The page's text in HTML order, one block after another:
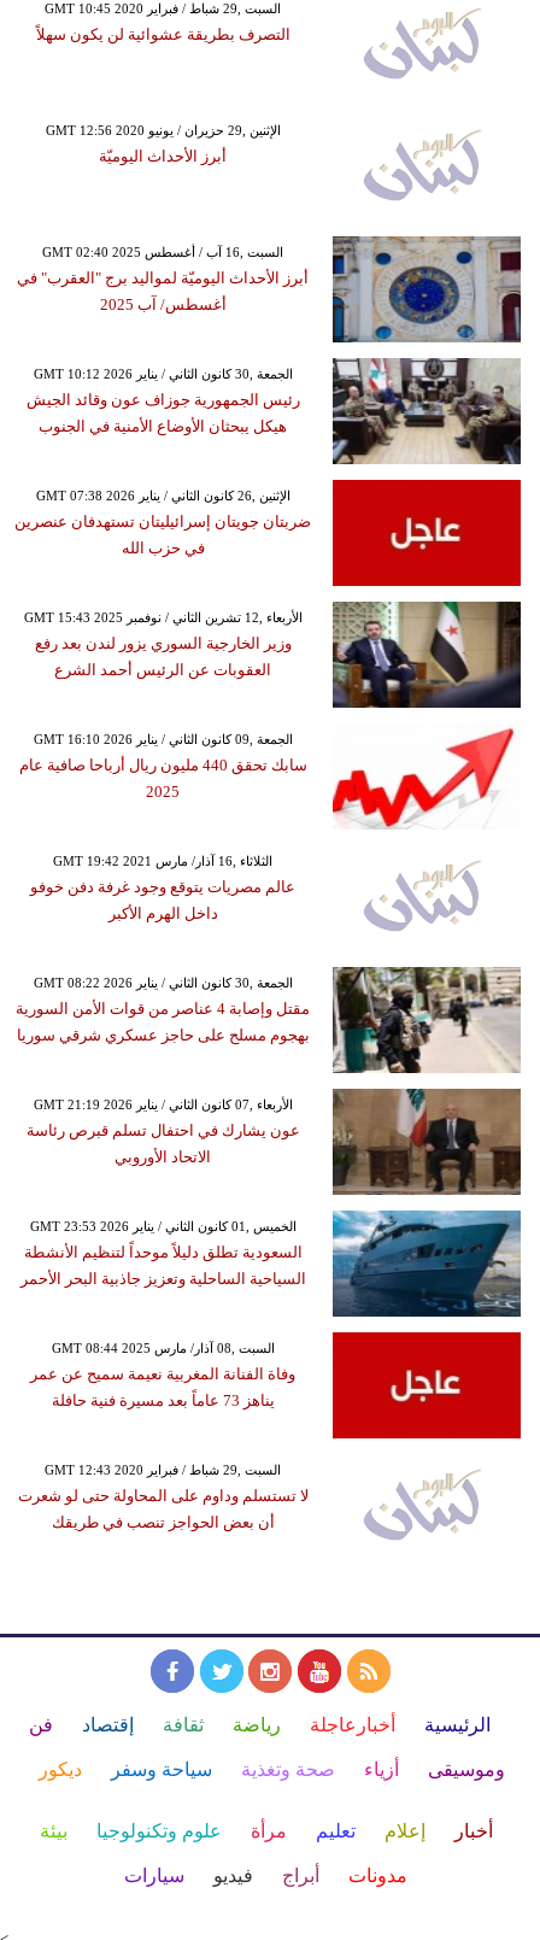
GMT 10:45 2020 السبت ,29 شباط / فبراير
التصرف بطريقة عشوائية لن يكون سهلاً
GMT 12:56 2020 الإثنين ,29 حزيران / يونيو
أبرز الأحداث اليوميّة
GMT 02:40 2025 السبت ,16 آب / أغسطس
أبرز الأحداث اليوميّة لمواليد برج "العقرب" في
أغسطس/ آب 2025
GMT 10:12 2026 الجمعة ,30 كانون الثاني / يناير
رئيس الجمهورية جوزاف عون وقائد الجيش
هيكل يبحثان الأوضاع الأمنية في الجنوب
GMT 07:38 2026 الإثنين ,26 كانون الثاني / يناير
ضربتان جويتان إسرائيليتان تستهدفان عنصرين
في حزب الله
GMT 15:43 2025 الأربعاء ,12 تشرين الثاني / نوفمبر
وزير الخارجية السوري يزور لندن بعد رفع
العقوبات عن الرئيس أحمد الشرع
GMT 16:10 2026 الجمعة ,09 كانون الثاني / يناير
سابك تحقق 440 مليون ريال أرباحا صافية عام
2025
GMT 19:42 2021 الثلاثاء ,16 آذار/ مارس
عالم مصريات يتوقع وجود غرفة دفن خوفو
داخل الهرم الأكبر
GMT 08:22 2026 الجمعة ,30 كانون الثاني / يناير
مقتل وإصابة 4 عناصر من قوات الأمن السورية
بهجوم مسلح على حاجز عسكري شرقي سوريا
GMT 21:19 2026 الأربعاء ,07 كانون الثاني / يناير
عون يشارك في احتفال تسلم قبرص رئاسة
الاتحاد الأوروبي
GMT 23:53 2026 الخميس ,01 كانون الثاني / يناير
السعودية تطلق دليلاً موحداً لتنظيم الأنشطة
السياحية الساحلية وتعزيز جاذبية البحر الأحمر
GMT 08:44 2025 السبت ,08 آذار/ مارس
وفاة الفنانة المغربية نعيمة سميح عن عمر
يناهز 73 عاماً بعد مسيرة فنية حافلة
GMT 12:43 2020 السبت ,29 شباط / فبراير
لا تستسلم وداوم على المحاولة حتى لو شعرت
أن بعض الحواجز تنصب في طريقك
الرئيسية أخبارعاجلة رياضة ثقافة إقتصاد فن
وموسيقى أزياء صحة وتغذية سياحة وسفر ديكور
أخبار إعلام تعليم مرأة علوم وتكنولوجيا بيئة
مدونات أبراج فيديو سيارات